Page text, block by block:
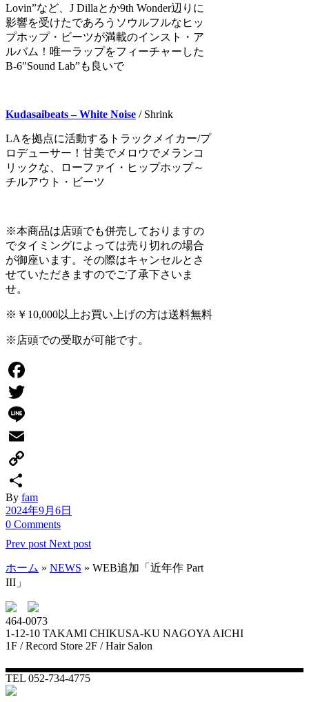
Lovin”など、J Dillaとか9th Wonder辺りに
影響を受けたであろうソウルフルなヒッ
プホップ・ビーツが満載のインスト・ア
ルバム！唯一ラップをフィーチャーした
B-6″Sound Lab”も良いで
Kudasaibeats – White Noise / Shrink
LAを拠点に活動するトラックメイカー/プ
ロデューサー！甘美でメロウでメランコ
リックな、ローファイ・ヒップホップ～
チルアウト・ビーツ
※本商品は店頭でも併売しておりますの
でタイミングによっては売り切れの場合
が御座います。その際はキャンセルとさ
せていただきますのでご了承下さいま
せ。
※￥10,000以上お買い上げの方は送料無料
※ 店頭での受取が可能です。
Facebook
Twitter
Line
Email
Copy
Link
共
有
By fam
2024年9月6日
0 Comments
Prev post Next post
ホーム » NEWS » WEB追加「近年作 Part
III」
464-0073
1-12-10 TAKAMI CHIKUSA-KU NAGOYA AICHI
1F / Record Store 2F / Hair Salon
TEL 052-734-4775